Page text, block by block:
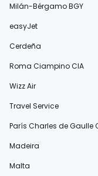
Milán-Bérgamo BGY
easyJet
Cerdeña
Roma Ciampino CIA
Wizz Air
Travel Service
París Charles de Gaulle
Madeira
Malta